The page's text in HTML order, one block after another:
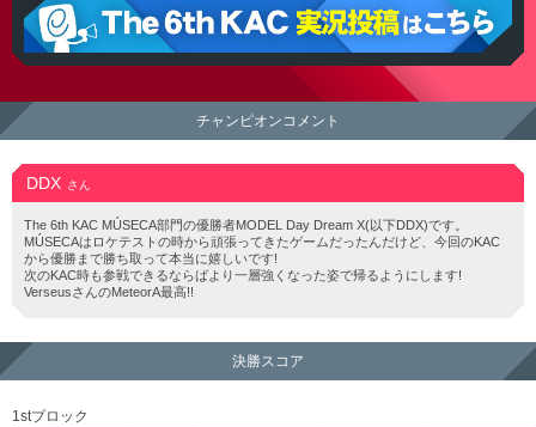
eAMUSEMENTアプリ The 6th KAC MÚSECA 実況投稿
チャンピオンコメント
DDX さん
The 6th KAC MÚSECA部門の優勝者MODEL Day Dream X(以下DDX)です。
MÚSECAはロケテストの時から頑張ってきたゲームだったんだけど、今回のKAC
から優勝まで勝ち取って本当に嬉しいです!
次のKAC時も参戦できるならばより一層強くなった姿で帰るようにします!
VerseusさんのMeteorA最高!!
決勝スコア
1stブロック